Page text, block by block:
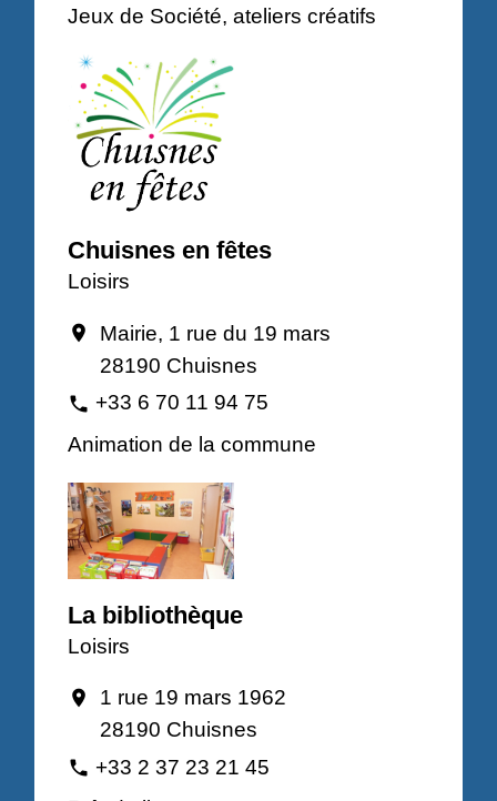
Jeux de Société, ateliers créatifs
Chuisnes en fêtes
Loisirs
location_on
Mairie, 1 rue du 19 mars
28190 Chuisnes
phone +33 6 70 11 94 75
Animation de la commune
La bibliothèque
Loisirs
location_on
1 rue 19 mars 1962
28190 Chuisnes
phone +33 2 37 23 21 45